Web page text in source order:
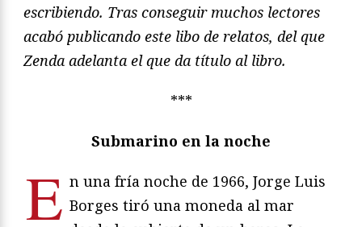
escribiendo. Tras conseguir muchos lectores
acabó publicando este libo de relatos, del que
Zenda adelanta el que da título al libro.
***
Submarino en la noche
E n una fría noche de 1966, Jorge Luis
Borges tiró una moneda al mar